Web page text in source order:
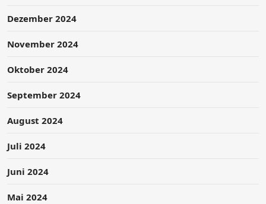
Dezember 2024
November 2024
Oktober 2024
September 2024
August 2024
Juli 2024
Juni 2024
Mai 2024